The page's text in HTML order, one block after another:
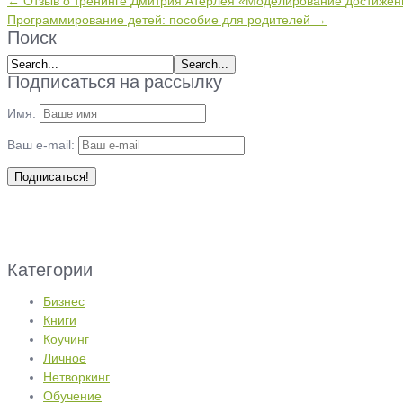
Программирование детей: пособие для родителей →
Поиск
Подписаться на рассылку
Имя:
Ваш e-mail:
Категории
Бизнес
Книги
Коучинг
Личное
Нетворкинг
Обучение